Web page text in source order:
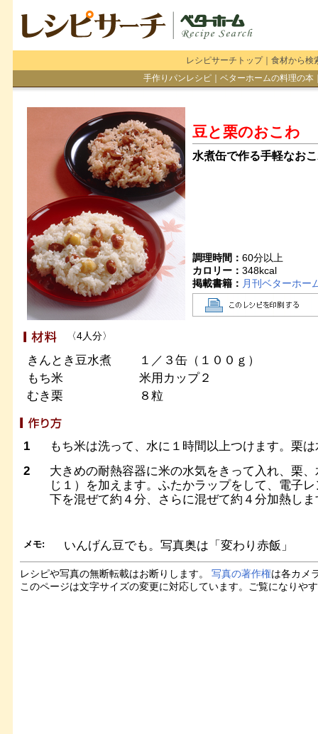
レシピサーチトップ｜ 食材から検
手作りパンレシピ
ベターホームの料理の本
豆と栗のおこわ
水煮缶で作る手軽なお
調理時間： 60分以上
カロリー： 348kcal
掲載書籍： 月刊ベターホー
〈4人分〉
きんとき豆水煮
１／３缶（１００ｇ）
もち米
米用カップ２
むき栗
８粒
1
もち米は洗って、水に１時間以上つけます。栗
2
大きめの耐熱容器に米の水気をきって入れ、栗
じ１）を加えます。ふたかラップをして、電子
下を混ぜて約４分、さらに混ぜて約４分加熱しま
メモ: いんげん豆でも。写真奥は「変わり赤飯」
レシピや写真の無断転載はお断りします。 写真の著作権は各カメ
このページは文字サイズの変更に対応しています。ご覧になりや